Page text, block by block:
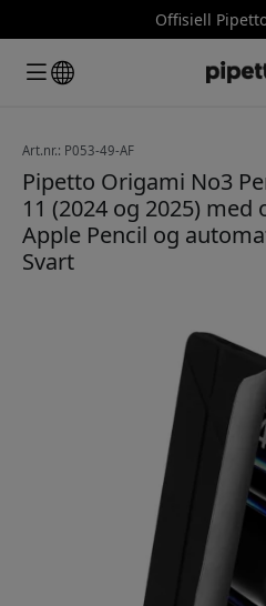
Offisiell
Art.nr.: P053-49-AF
Pipetto Origami No3
11 (2024 og 2025)
Apple Pencil og
Svart